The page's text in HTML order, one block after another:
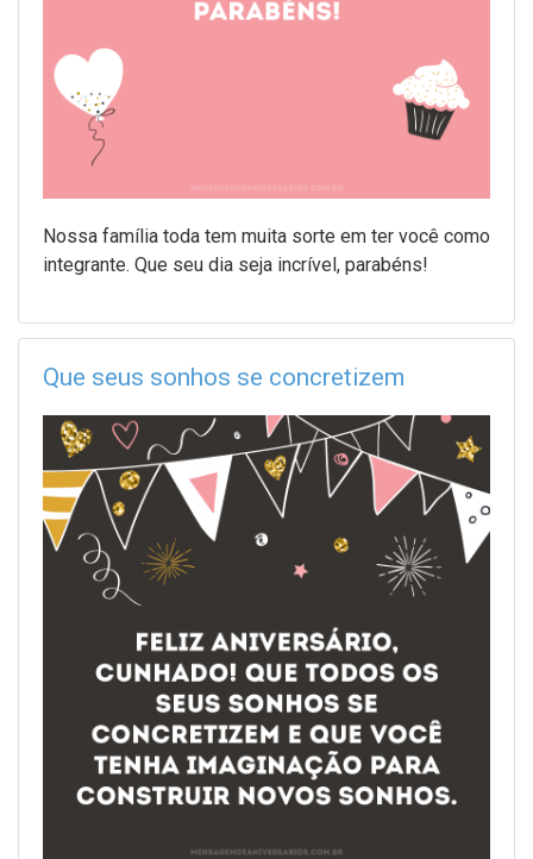
Nossa família toda tem muita sorte em ter você como
integrante. Que seu dia seja incrível, parabéns!
Que seus sonhos se concretizem